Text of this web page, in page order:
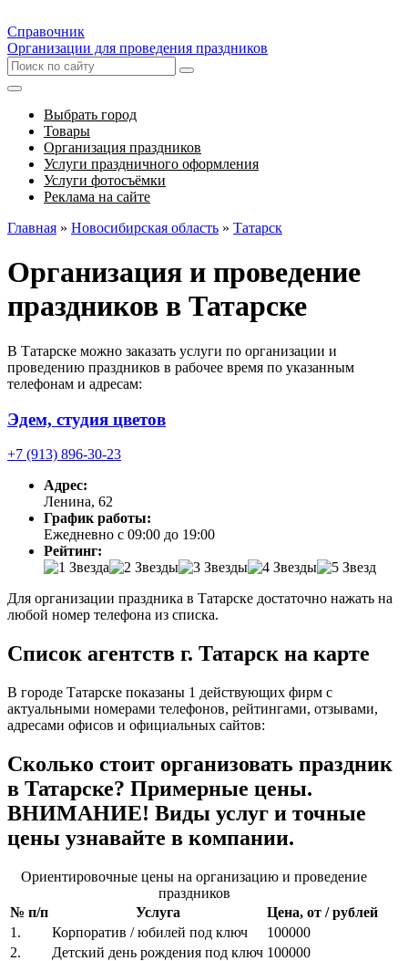
Справочник
Организации для проведения праздников
Выбрать город
Товары
Организация праздников
Услуги праздничного оформления
Услуги фотосъёмки
Реклама на сайте
Главная » Новосибирская область » Татарск
Организация и проведение
праздников в Татарске
В Татарске можно заказать услуги по организации и
проведению праздников в рабочее время по указанным
телефонам и адресам:
Эдем, студия цветов
+7 (913) 896-30-23
Адрес:
Ленина, 62
График работы:
Ежедневно с 09:00 до 19:00
Рейтинг:
Для организации праздника в Татарске достаточно нажать на
любой номер телефона из списка.
Список агентств г. Татарск на карте
В городе Татарске показаны 1 действующих фирм с
актуальными номерами телефонов, рейтингами, отзывами,
адресами офисов и официальных сайтов:
Сколько стоит организовать праздник
в Татарске? Примерные цены.
ВНИМАНИЕ! Виды услуг и точные
цены узнавайте в компании.
Ориентировочные цены на организацию и проведение
праздников
№ п/п
Услуга
Цена, от / рублей
1.
Корпоратив / юбилей под ключ
100000
2.
Детский день рождения под ключ 100000